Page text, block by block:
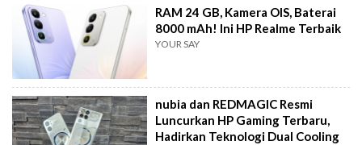
RAM 24 GB, Kamera OIS, Baterai
8000 mAh! Ini HP Realme Terbaik
YOUR SAY
nubia dan REDMAGIC Resmi
Luncurkan HP Gaming Terbaru,
Hadirkan Teknologi Dual Cooling